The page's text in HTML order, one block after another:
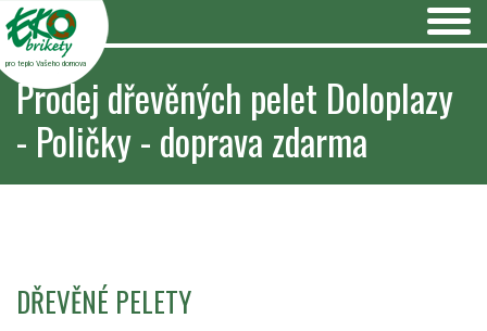
pro teplo Vašeho domova
Prodej dřevěných pelet Doloplazy
- Poličky - doprava zdarma
DŘEVĚNÉ PELETY